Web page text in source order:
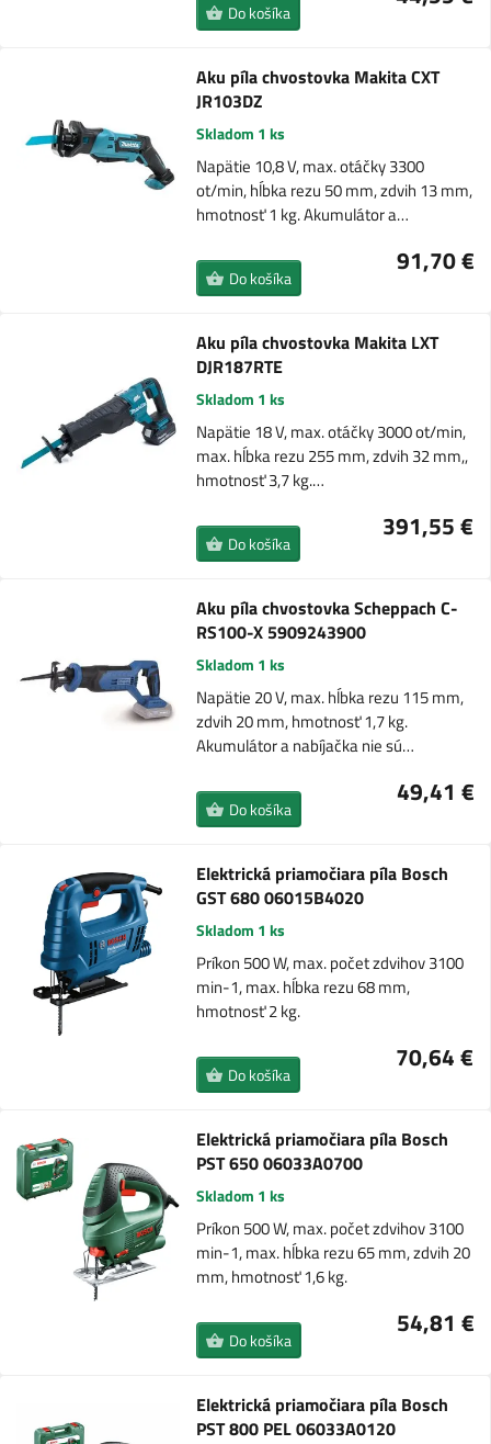
Do košíka
Aku píla chvostovka Makita CXT
JR103DZ
Skladom 1 ks
Napätie 10,8 V, max. otáčky 3300
ot/min, hĺbka rezu 50 mm, zdvih 13 mm,
hmotnosť 1 kg. Akumulátor a…
91,70 €
Do košíka
Aku píla chvostovka Makita LXT
DJR187RTE
Skladom 1 ks
Napätie 18 V, max. otáčky 3000 ot/min,
max. hĺbka rezu 255 mm, zdvih 32 mm,,
hmotnosť 3,7 kg.…
391,55 €
Do košíka
Aku píla chvostovka Scheppach C-
RS100-X 5909243900
Skladom 1 ks
Napätie 20 V, max. hĺbka rezu 115 mm,
zdvih 20 mm, hmotnosť 1,7 kg.
Akumulátor a nabíjačka nie sú…
49,41 €
Do košíka
Elektrická priamočiara píla Bosch
GST 680 06015B4020
Skladom 1 ks
Príkon 500 W, max. počet zdvihov 3100
min-1, max. hĺbka rezu 68 mm,
hmotnosť 2 kg.
70,64 €
Do košíka
Elektrická priamočiara píla Bosch
PST 650 06033A0700
Skladom 1 ks
Príkon 500 W, max. počet zdvihov 3100
min-1, max. hĺbka rezu 65 mm, zdvih 20
mm, hmotnosť 1,6 kg.
54,81 €
Do košíka
Elektrická priamočiara píla Bosch
PST 800 PEL 06033A0120